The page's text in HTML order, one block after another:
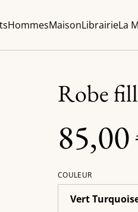
HommesMaisonLibrairieLa
Robe
COULEUR